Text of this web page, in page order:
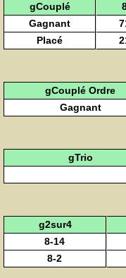
gCouplé
Gagnant
Placé
gCouplé Ordre
Gagnant
gTrio
g2sur4
8-14
8-2